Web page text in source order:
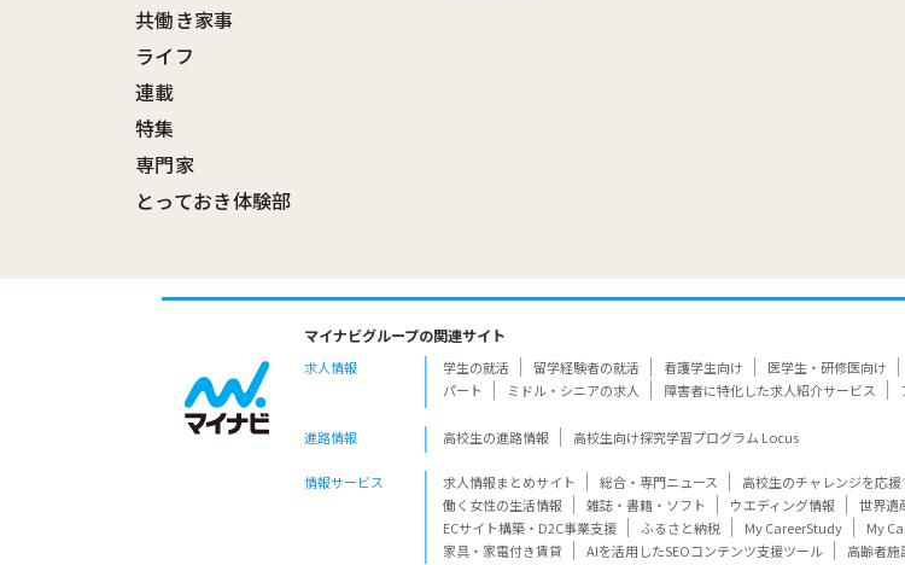
共働き家事
ライフ
連載
特集
専門家
とっておき体験部
マイナビグループの関連サイト
求人情報 学生の就活 留学経験者の就活 看護学生向け 医学生・研修医向け
パート
ミドル・シニアの求人 障害者に特化した求人紹介サービス
進路情報 高校生の進路情報 高校生向け探究学習プログラム Locus
情報サービス 求人情報まとめサイト 総合・専門ニュース 高校生のチャレンジを応援
働く女性の生活情報
雑誌・書籍・ソフト ウエディング情報 世界遺
ECサイト構築・D2C事業支援
ふるさと納税 My CareerStudy My
家具・家電付き賃貸
AIを活用したSEOコンテンツ支援ツール 高齢者施